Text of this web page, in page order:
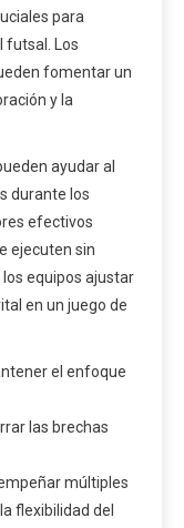
para
futsal. Los
fomentar un
y la
ayudar al
durante los
efectivos
ejecuten sin
equipos ajustar
en un juego de
el enfoque
las brechas
múltiples
flexibilidad del